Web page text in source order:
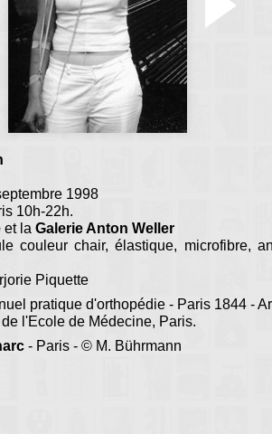
1998
10h-22h.
et la Galerie Anton Weller
couleur chair, élastique, microfibre,
Piquette
pratique d'orthopédie - Paris 1844 -
l'Ecole de Médecine, Paris.
- Paris - © M. Bührmann